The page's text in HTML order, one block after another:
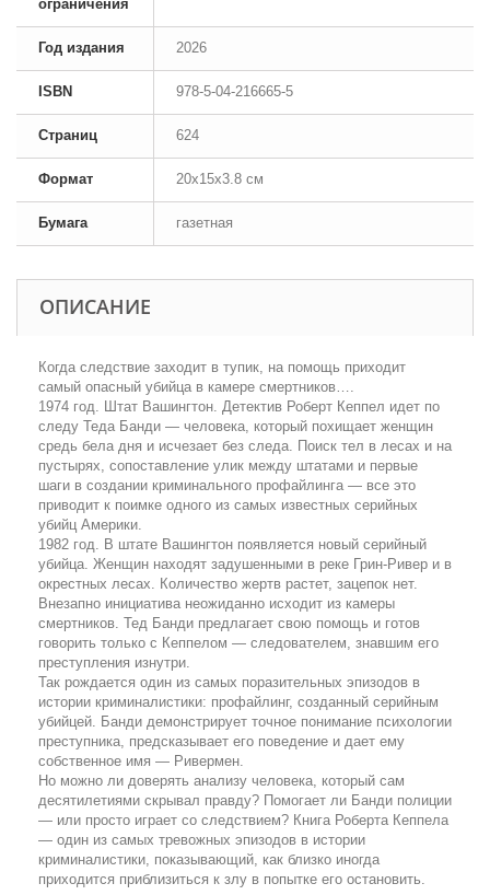
ограничения
Год издания 2026
ISBN 978-5-04-216665-5
Страниц 624
Формат 20x15x3.8 см
Бумага газетная
ОПИСАНИЕ
Когда следствие заходит в тупик, на помощь приходит
самый опасный убийца в камере смертников….
1974 год. Штат Вашингтон. Детектив Роберт Кеппел идет по
следу Теда Банди — человека, который похищает женщин
средь бела дня и исчезает без следа. Поиск тел в лесах и на
пустырях, сопоставление улик между штатами и первые
шаги в создании криминального профайлинга — все это
приводит к поимке одного из самых известных серийных
убийц Америки.
1982 год. В штате Вашингтон появляется новый серийный
убийца. Женщин находят задушенными в реке Грин-Ривер и в
окрестных лесах. Количество жертв растет, зацепок нет.
Внезапно инициатива неожиданно исходит из камеры
смертников. Тед Банди предлагает свою помощь и готов
говорить только с Кеппелом — следователем, знавшим его
преступления изнутри.
Так рождается один из самых поразительных эпизодов в
истории криминалистики: профайлинг, созданный серийным
убийцей. Банди демонстрирует точное понимание психологии
преступника, предсказывает его поведение и дает ему
собственное имя — Ривермен.
Но можно ли доверять анализу человека, который сам
десятилетиями скрывал правду? Помогает ли Банди полиции
— или просто играет со следствием? Книга Роберта Кеппела
— один из самых тревожных эпизодов в истории
криминалистики, показывающий, как близко иногда
приходится приблизиться к злу в попытке его остановить.